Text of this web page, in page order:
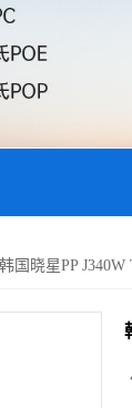
韩国晓星PP J340W